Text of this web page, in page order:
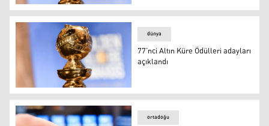
İşte 2021 Altın Küre Ödülleri’nin adayları!
77’nci Altın Küre Ödülleri adayları açıklandı
dünya
77’nci Altın Küre Ödülleri adayları
açıklandı
ortadoğu